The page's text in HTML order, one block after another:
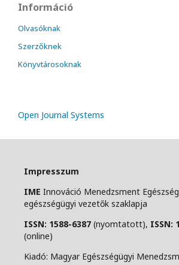
Információ
Olvasóknak
Szerzőknek
Könyvtárosoknak
Open Journal Systems
Impresszum
IME Innováció Menedzsment
egészségügyi vezetők szaklapja
ISSN: 1588-6387 (nyomtatott), ISSN:
(online)
Kiadó: Magyar Egészségügyi